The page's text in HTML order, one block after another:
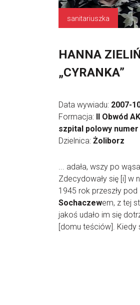
sanitariuszka
HANNA
„CYRANKA”
Data wywiadu: 2007-
Formacja: II Obwód
szpital polowy numer
Dzielnica: Żoliborz
... adała, wszy po
Zdecydowały się [i] w
1945 rok przeszły pod
Sochaczewem, z tej
jakoś udało im się
[domu teściów]. Kiedy